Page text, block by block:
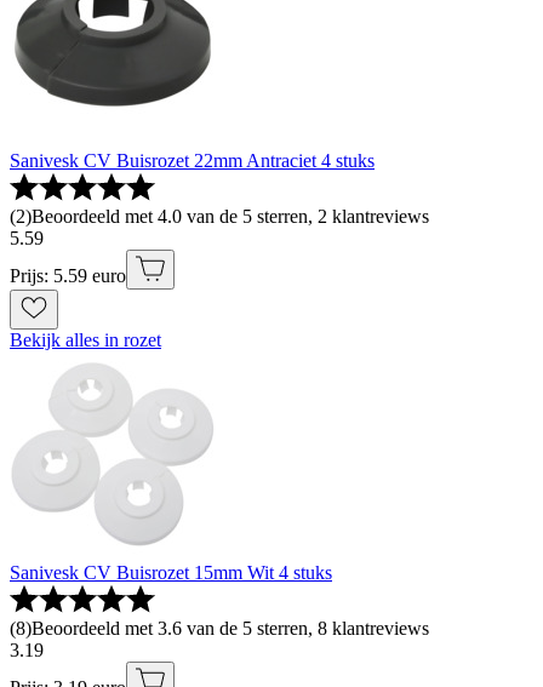
Sanivesk CV Buisrozet 22mm Antraciet 4 stuks
(2)Beoordeeld met 4.0 van de 5 sterren, 2 klantreviews
5.59
Prijs: 5.59 euro
Bekijk alles in rozet
Sanivesk CV Buisrozet 15mm Wit 4 stuks
(8)Beoordeeld met 3.6 van de 5 sterren, 8 klantreviews
3.19